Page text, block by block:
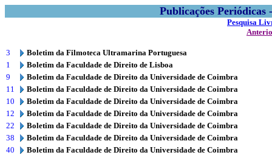
Publicações
Pesquisa
3
Boletim da Filmoteca Ultramarina Portuguesa
1
Boletim da Faculdade de Direito de Lisboa
9
Boletim da Faculdade de Direito da Universidade de Coimbra
11
Boletim da Faculdade de Direito da Universidade de Coimbra
10
Boletim da Faculdade de Direito da Universidade de Coimbra
12
Boletim da Faculdade de Direito da Universidade de Coimbra
22
Boletim da Faculdade de Direito da Universidade de Coimbra
38
Boletim da Faculdade de Direito da Universidade de Coimbra
40
Boletim da Faculdade de Direito da Universidade de Coimbra